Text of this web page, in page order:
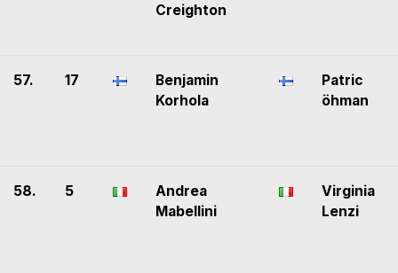
Creighton
57. 17
Benjamin
Korhola
Patric
öhman
58. 5
Andrea
Mabellini
Virginia
Lenzi